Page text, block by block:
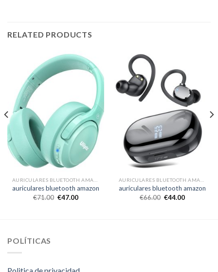
RELATED PRODUCTS
auriculares bluetooth amazon
€71.00 €47.00
auriculares bluetooth amazon
€66.00 €44.00
POLÍTICAS